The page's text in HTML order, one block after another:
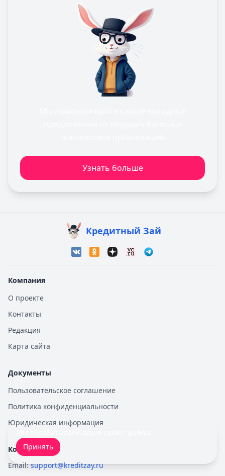
Узнать больше
Кредитный Зай
Компания
О проекте
Контакты
Редакция
Карта сайта
Документы
Пользовательское соглашение
Политика конфиденциальности
Юридическая информация
Контакты
Email: support@kreditzay.ru
Принять